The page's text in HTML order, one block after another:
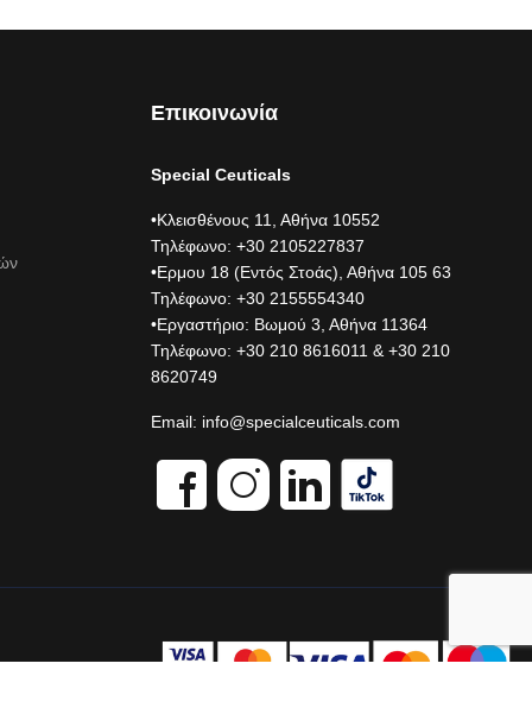
Επικοινωνία
Special Ceuticals
•Κλεισθένους 11, Αθήνα 10552
Τηλέφωνο: +30 2105227837
•Ερμου 18 (Εντός Στοάς), Αθήνα 105 63
Τηλέφωνο: +30 2155554340
•Εργαστήριο: Βωμού 3, Αθήνα 11364
Τηλέφωνο: +30 210 8616011 & +30 210
8620749
Email: info@specialceuticals.com